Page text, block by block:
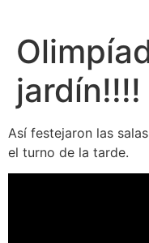
jardín!!!!
Así festejaron las
el turno de la tarde.